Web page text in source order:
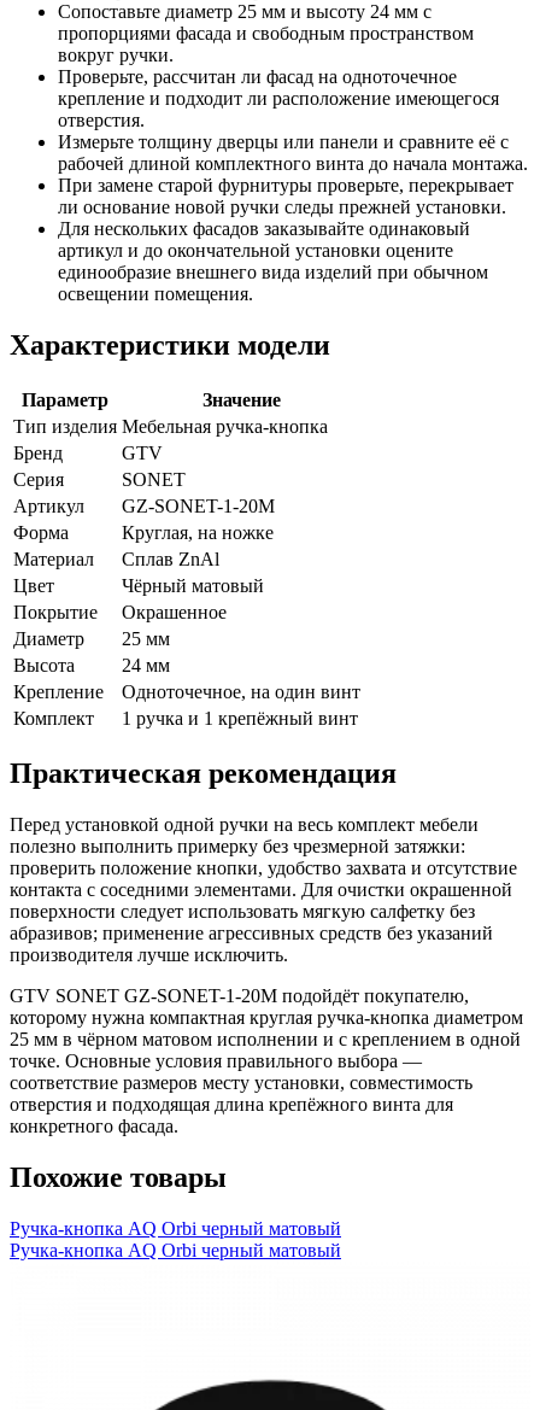
Сопоставьте диаметр 25 мм и высоту 24 мм с
пропорциями фасада и свободным пространством
вокруг ручки.
Проверьте, рассчитан ли фасад на одноточечное
крепление и подходит ли расположение имеющегося
отверстия.
Измерьте толщину дверцы или панели и сравните её с
рабочей длиной комплектного винта до начала монтажа.
При замене старой фурнитуры проверьте, перекрывает
ли основание новой ручки следы прежней установки.
Для нескольких фасадов заказывайте одинаковый
артикул и до окончательной установки оцените
единообразие внешнего вида изделий при обычном
освещении помещения.
Характеристики модели
Параметр
Значение
Тип изделия Мебельная ручка-кнопка
Бренд
GTV
Серия
SONET
Артикул
GZ-SONET-1-20M
Форма
Круглая, на ножке
Материал
Сплав ZnAl
Цвет
Чёрный матовый
Покрытие
Окрашенное
Диаметр
25 мм
Высота
24 мм
Крепление
Одноточечное, на один винт
Комплект
1 ручка и 1 крепёжный винт
Практическая рекомендация
Перед установкой одной ручки на весь комплект мебели
полезно выполнить примерку без чрезмерной затяжки:
проверить положение кнопки, удобство захвата и отсутствие
контакта с соседними элементами. Для очистки окрашенной
поверхности следует использовать мягкую салфетку без
абразивов; применение агрессивных средств без указаний
производителя лучше исключить.
GTV SONET GZ-SONET-1-20M подойдёт покупателю,
которому нужна компактная круглая ручка-кнопка диаметром
25 мм в чёрном матовом исполнении и с креплением в одной
точке. Основные условия правильного выбора —
соответствие размеров месту установки, совместимость
отверстия и подходящая длина крепёжного винта для
конкретного фасада.
Похожие товары
Ручка-кнопка AQ Orbi черный матовый
Ручка-кнопка AQ Orbi черный матовый